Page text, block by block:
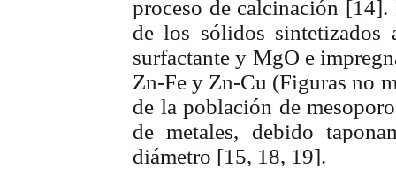
proceso de calcinación
de los sólidos
surfactante y MgO e
Zn-Fe y Zn-Cu (Figuras no
de la población de
de metales, debido
diámetro [15, 18, 19].